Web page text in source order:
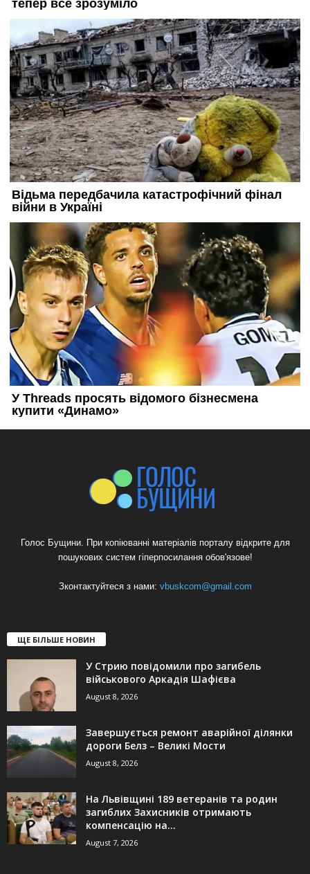
Голос Бущини. При копіюванні матеріалів порталу відкрите для
пошукових систем гіперпосилання обов'язове!
Зконтактуйтеся з нами: vbuskcom@gmail.com
ЩЕ БІЛЬШЕ НОВИН
У Стрию повідомили про загибель
військового Аркадія Шафієва
August 8, 2026
Завершується ремонт аварійної ділянки
дороги Белз – Великі Мости
August 8, 2026
На Львівщині 189 ветеранів та родин
загиблих Захисників отримають
компенсацію на...
August 7, 2026